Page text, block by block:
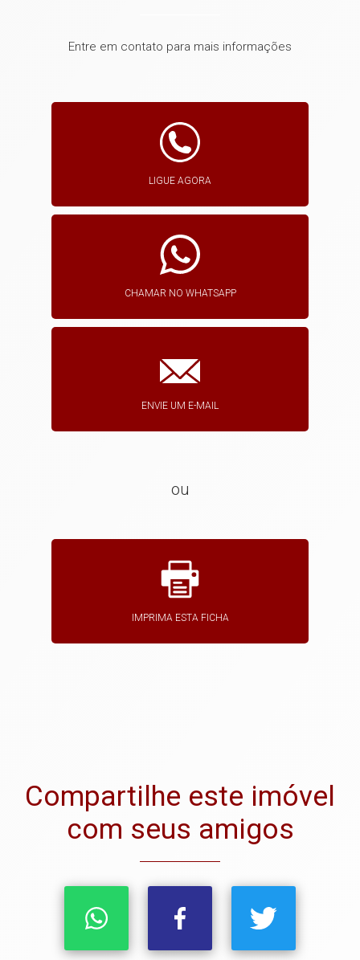
Entre em contato para mais informações
LIGUE AGORA
CHAMAR NO WHATSAPP
ENVIE UM E-MAIL
ou
IMPRIMA ESTA FICHA
Compartilhe este imóvel
com seus amigos